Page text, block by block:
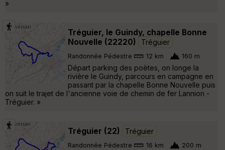
»
Tréguier, le Guindy, chapelle Bonne
Nouvelle (22220)
Tréguier
Randonnée Pédestre 12 km 160 m
Départ parking des poètes, on longe la
rivière le Guindy, parcours en campagne en
passant par la chapelle Bonne Nouvelle puis
on suit le trajet de l'ancienne voie de chemin de fer Lannion -
Tréguier. »
Tréguier (22) Tréguier
Randonnée Pédestre 16 km 200 m